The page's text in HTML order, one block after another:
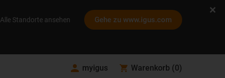
Alle Standorte ansehen Gehe zu www.igus.com
myigus Warenkorb (0)